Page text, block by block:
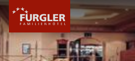
ZURÜCK ZU DEN
FAMILIENHOTELS
FAMILIENHOTEL
POST
HOTEL